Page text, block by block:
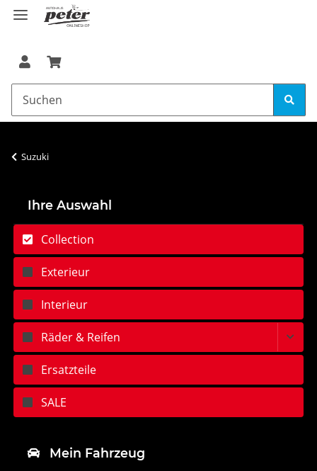
Suzuki
Ihre Auswahl
Collection
Exterieur
Interieur
Räder & Reifen
Ersatzteile
SALE
Mein Fahrzeug